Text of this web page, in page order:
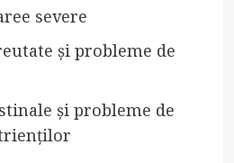
severe
și probleme de
și probleme de